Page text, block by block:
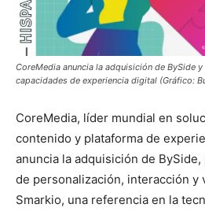
CoreMedia anuncia la adquisición de BySide
capacidades de experiencia digital (Gráfico:
CoreMedia, líder mundial en
contenido y plataforma de
anuncia la adquisición de
de personalización, interacción y
Smarkio, una referencia en la